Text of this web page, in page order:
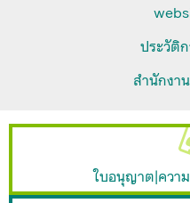
ประวัติ
สำนักงา
ใบอนุญาต|ควา